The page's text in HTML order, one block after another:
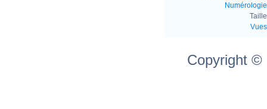
Numérologie
Vues
Copyright